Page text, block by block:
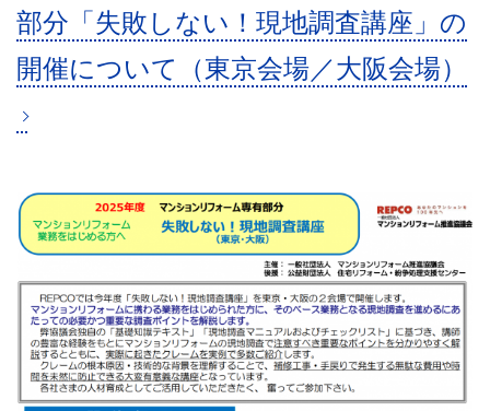
部分「失敗しない！現地調査講座」の
開催について（東京会場／大阪会場）